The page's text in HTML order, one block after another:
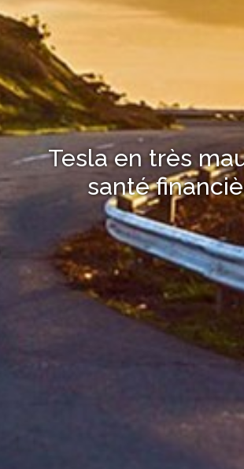
Tesla en très
santé